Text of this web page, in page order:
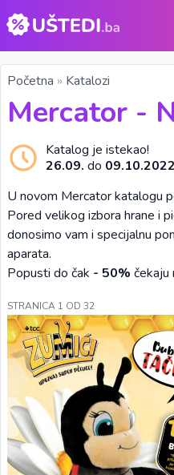
Početna » Katalozi
Mercator -
Katalog je istekao!
26.09. do
U novom Mercator katalogu
Pored velikog izbora hrane i
donosimo vam i specijalnu
aparata.
Popusti do čak - 50% čekaju
STRANICA 1 OD 32